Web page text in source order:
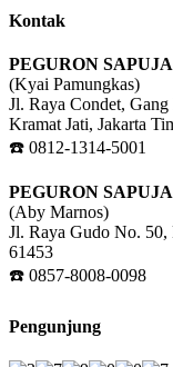
Kontak
PEGURON
(Kyai Pamungkas)
Jl. Raya Condet,
Kramat Jati, Jakarta
☎️ 0812-1314-5001
PEGURON
(Aby Marnos)
Jl. Raya Gudo No.
61453
☎️ 0857-8008-0098
Pengunjung